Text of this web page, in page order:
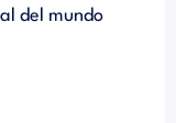
del mundo